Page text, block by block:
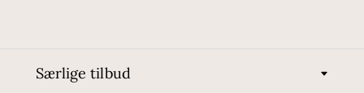
Særlige tilbud